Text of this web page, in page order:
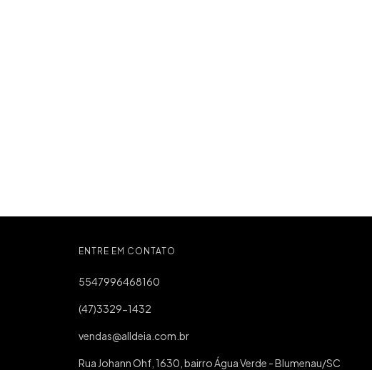
ENTRE EM CONTATO
5547996468160
(47)3329-1432
vendas@alldeia.com.br
Rua Johann Ohf, 1630, bairro Água Verde - Blumenau/SC